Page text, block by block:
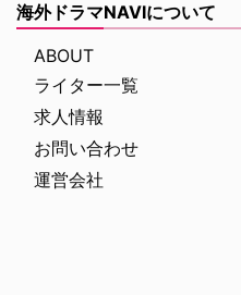
海外ドラマNAVIについて
ABOUT
ライター一覧
求人情報
お問い合わせ
運営会社